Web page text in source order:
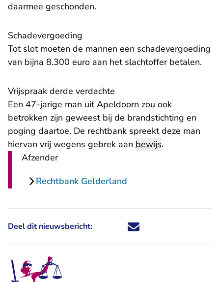
daarmee geschonden.
Schadevergoeding
Tot slot moeten de mannen een schadevergoeding
van bijna 8.300 euro aan het slachtoffer betalen.
Vrijspraak derde verdachte
Een 47-jarige man uit Apeldoorn zou ook
betrokken zijn geweest bij de brandstichting en
poging daartoe. De rechtbank spreekt deze man
hiervan vrij wegens gebrek aan bewijs.
Afzender
Rechtbank Gelderland
Deel dit nieuwsbericht: Deel dit nieuwsbericht via X -
Deel dit nieuwsbericht via
Deel dit nieuwsbericht
Deel dit